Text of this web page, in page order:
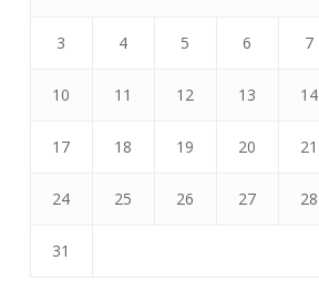
3 4 5 6 7
10 11 12 13 14
17 18 19 20 21
24 25 26 27 28
31